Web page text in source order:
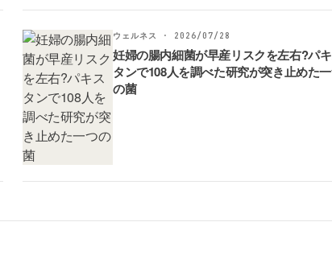
ウェルネス · 2026/07/28
妊婦の腸内細菌が早産リスクを左右?パ
タンで108人を調べた研究が突き止めた
の菌